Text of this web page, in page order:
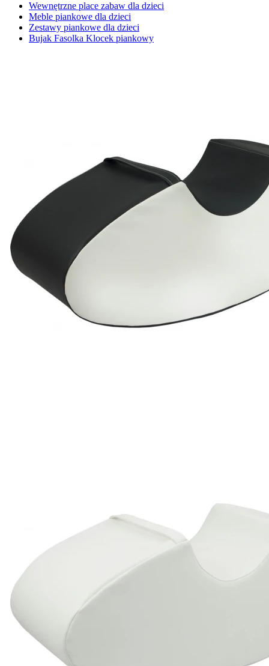
Wewnętrzne place zabaw dla dzieci
Meble piankowe dla dzieci
Zestawy piankowe dla dzieci
Bujak Fasolka Klocek piankowy